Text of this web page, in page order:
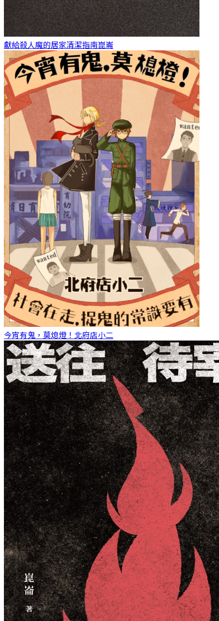
獻給殺人魔的居家清潔指南崑崙
今宵有鬼，莫熄燈！ 北府店小二